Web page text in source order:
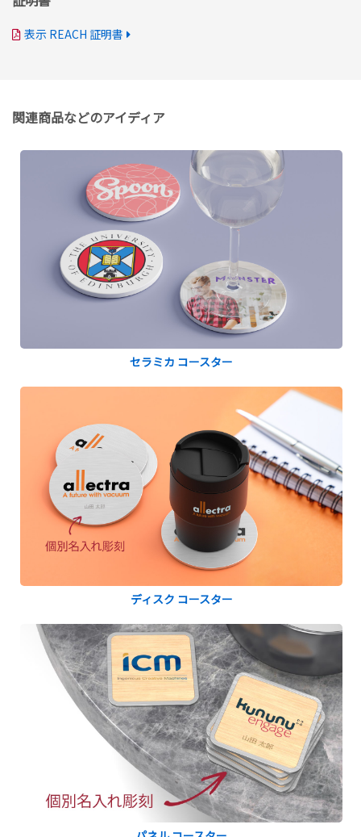
表示 REACH 証明書
関連商品などのアイディア
セラミカ コースター
ディスク コースター